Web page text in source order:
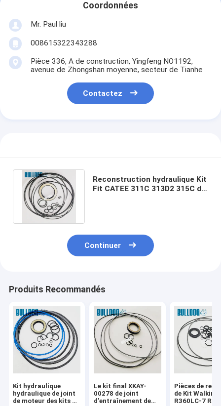
Coordonnées
Mr. Paul liu
008615322343288
Pièce 336, A de construction, Yingfeng NO1192,
avenue de Zhongshan moyenne, secteur de Tianhe
Contactez
Reconstruction hydraulique Kit
Fit CATEE 311C 313D2 315C de
Continuer
Produits Recommandés
Kit hydraulique
hydraulique de joint
de moteur des kits de
Le kit final XKAY-
00278 de joint
d'entraînement de
Pièces de
de Kit
R360LC-7